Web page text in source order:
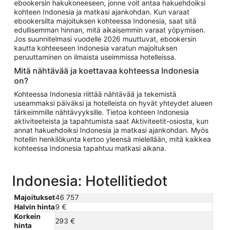
ebookersin hakukoneeseen, jonne voit antaa hakuehdoiksi
kohteen Indonesia ja matkasi ajankohdan. Kun varaat
ebookersilta majoituksen kohteessa Indonesia, saat sitä
edullisemman hinnan, mitä aikaisemmin varaat yöpymisen.
Jos suunnitelmasi vuodelle 2026 muuttuvat, ebookersin
kautta kohteeseen Indonesia varatun majoituksen
peruuttaminen on ilmaista useimmissa hotelleissa.
Mitä nähtävää ja koettavaa kohteessa Indonesia
on?
Kohteessa Indonesia riittää nähtävää ja tekemistä
useammaksi päiväksi ja hotelleista on hyvät yhteydet alueen
tärkeimmille nähtävyyksille. Tietoa kohteen Indonesia
aktiviteeteista ja tapahtumista saat Aktiviteetit-osiosta, kun
annat hakuehdoiksi Indonesia ja matkasi ajankohdan. Myös
hotellin henkilökunta kertoo yleensä mielellään, mitä kaikkea
kohteessa Indonesia tapahtuu matkasi aikana.
Indonesia: Hotellitiedot
Majoitukset46 757
Halvin hinta9 €
Korkein
hinta
293 €